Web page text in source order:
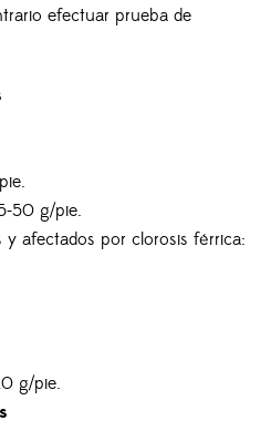
efectuar prueba de
50 g/pie.
y afectados por clorosis férrica:
g/pie.